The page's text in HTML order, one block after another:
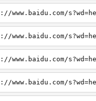
www.baidu.com/
www.baidu.com/
www.baidu.com/
www.baidu.com/